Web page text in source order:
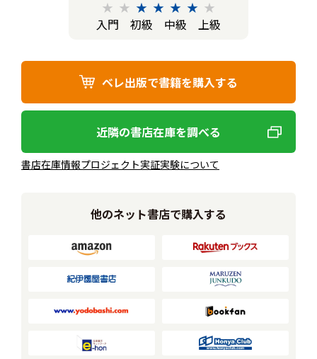
★ ★ ★ ★ ★ ★ ★
入門
初級 中級 上級
ベレ出版で書籍を購入する
近隣の書店在庫を調べる
書店在庫情報プロジェクト実証実験について
他のネット書店で購入する